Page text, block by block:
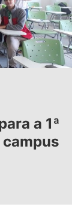
a 1ª
campus